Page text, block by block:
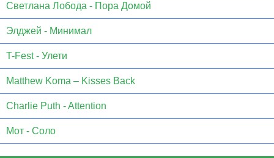
Светлана Лобода - Пора Домой
Элджей - Минимал
T-Fest - Улети
Matthew Koma – Kisses Back
Charlie Puth - Attention
Мот - Соло